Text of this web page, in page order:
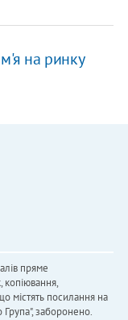
на ринку
пряме
копіювання,
містять посилання на
Група", заборонено.